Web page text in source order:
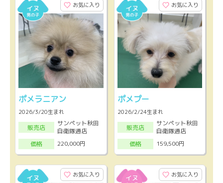
お気に入り
ポメラニアン
2026/3/20生まれ
販売店
サンペット秋田
自衛隊通店
価格
220,000円
お気に入り
ポメプー
2026/2/24生まれ
販売店
サンペット秋田
自衛隊通店
価格
159,500円
お気に入り お気に入り